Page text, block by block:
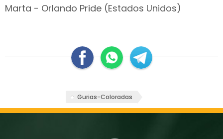
Marta - Orlando Pride (Estados Unidos)
Gurias-Coloradas